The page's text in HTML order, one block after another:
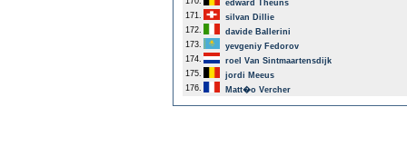
edward Theuns
171.
silvan Dillie
172.
davide Ballerini
173.
yevgeniy Fedorov
174.
roel Van Sintmaartensdijk
175.
jordi Meeus
176.
Matt�o Vercher